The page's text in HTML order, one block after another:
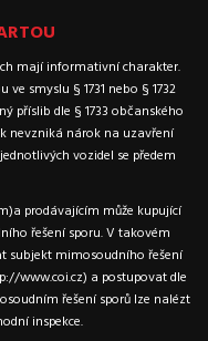
mají informativní charakter.
smyslu § 1731 nebo § 1732
příslib dle § 1733 občanského
nevzniká nárok na uzavření
vozidel se předem
prodávajícím může kupující
řešení sporu. V takovém
subjekt mimosoudního řešení
www.coi.cz) a postupovat dle
řešení sporů lze nalézt
inspekce.